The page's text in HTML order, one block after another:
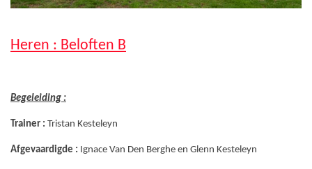
Heren : Beloften B
Begeleiding :
Trainer : Tristan Kesteleyn
Afgevaardigde : Ignace Van Den Berghe en Glenn Kesteleyn